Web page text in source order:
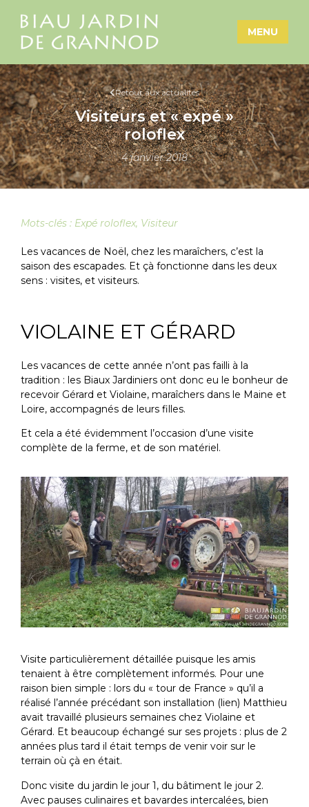
MENU
Retour aux actualités
Visiteurs et « expé »
roloflex
4 janvier 2018
Mots-clés : Expé roloflex, Visiteur
Les vacances de Noël, chez les maraîchers, c’est la
saison des escapades. Et çà fonctionne dans les deux
sens : visites, et visiteurs.
VIOLAINE ET GÉRARD
Les vacances de cette année n’ont pas failli à la
tradition : les Biaux Jardiniers ont donc eu le bonheur de
recevoir Gérard et Violaine, maraîchers dans le Maine et
Loire, accompagnés de leurs filles.
Et cela a été évidemment l’occasion d’une visite
complète de la ferme, et de son matériel.
Visite particulièrement détaillée puisque les amis
tenaient à être complètement informés. Pour une
raison bien simple : lors du « tour de France » qu’il a
réalisé l’année précédant son installation (lien) Matthieu
avait travaillé plusieurs semaines chez Violaine et
Gérard. Et beaucoup échangé sur ses projets : plus de 2
années plus tard il était temps de venir voir sur le
terrain où çà en était.
Donc visite du jardin le jour 1, du bâtiment le jour 2.
Avec pauses culinaires et bavardes intercalées, bien